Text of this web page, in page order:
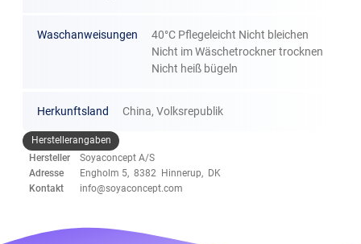
Waschanweisungen
40°C Pflegeleicht Nicht bleichen
Nicht im Wäschetrockner trocknen
Nicht heiß bügeln
Herkunftsland China, Volksrepublik
Herstellerangaben
Hersteller
Soyaconcept A/S
Adresse
Engholm 5, 8382 Hinnerup, DK
Kontakt
info@soyaconcept.com